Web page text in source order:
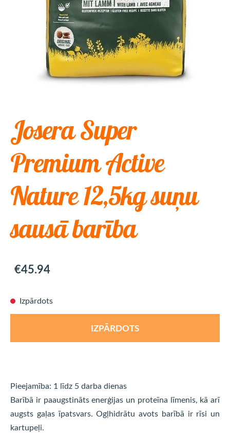
Josera Super
Premium Active
Nature 12,5kg suņu
sausā barība
€45.94
Izpārdots
IZPĀRDOTS
Pieejamība: 1 līdz 5 darba dienas
Barībā ir paaugstināts enerģijas un proteīna līmenis, kā arī
augsts gaļas īpatsvars. Ogļhidrātu avots barībā ir rīsi un
kartupeļi.